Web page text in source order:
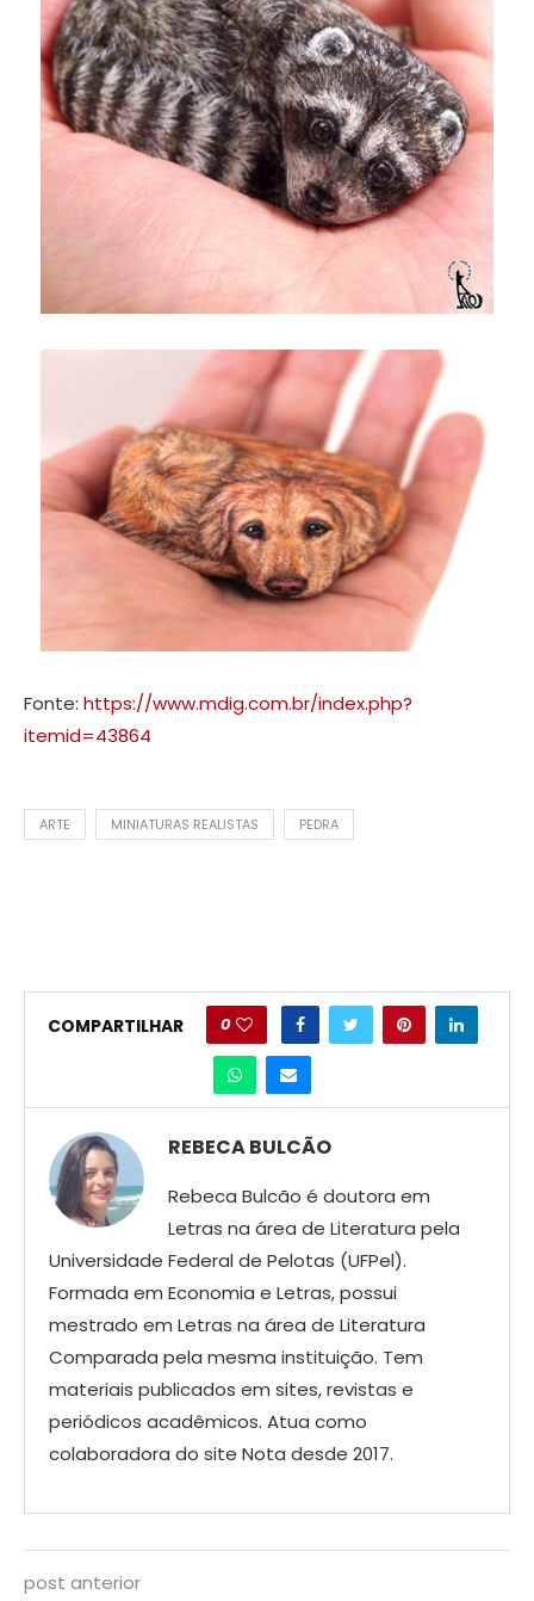
Fonte: https://www.mdig.com.br/index.php?
itemid=43864
ARTE MINIATURAS REALISTAS PEDRA
COMPARTILHAR 0
REBECA BULCÃO
Rebeca Bulcão é doutora em
Letras na área de Literatura pela
Universidade Federal de Pelotas (UFPel).
Formada em Economia e Letras, possui
mestrado em Letras na área de Literatura
Comparada pela mesma instituição. Tem
materiais publicados em sites, revistas e
periódicos acadêmicos. Atua como
colaboradora do site Nota desde 2017.
post anterior